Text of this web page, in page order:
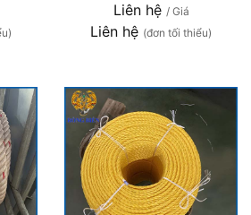
Liên hệ / Giá
Liên hệ (đơn tối thiểu)